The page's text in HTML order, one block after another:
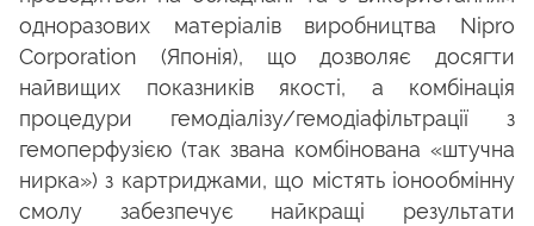
одноразових матеріалів виробництва Nipro
Corporation (Японія), що дозволяє досягти
найвищих показників якості, а комбінація
процедури гемодіалізу/гемодіафільтрації з
гемоперфузією (так звана комбінована «штучна
нирка») з картриджами, що містять іонообмінну
смолу забезпечує найкращі результати